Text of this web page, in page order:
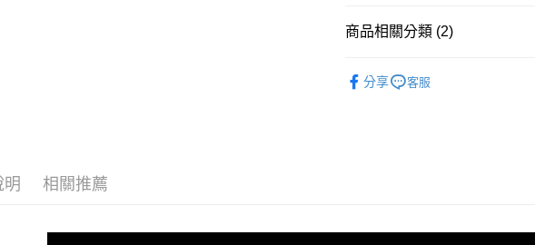
ATM付款
運送方式
商品相關分類 (2)
分享 客服
明 相關推薦